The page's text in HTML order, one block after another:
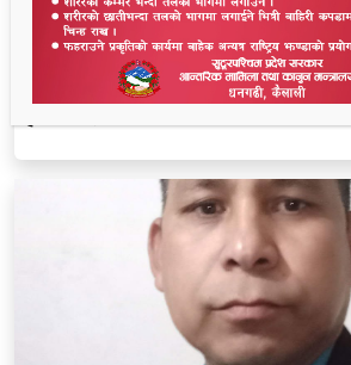
लालझाडीका सम्पूर्ण भलमन्सालाई